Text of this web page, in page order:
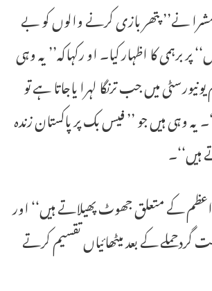
نے’’ پتھر بازی کرنے والوں کو بے
پر برہمی کا اظہار کیا۔ او رکہاکہ’’ یہ وہی
میں جب ترنگا لہرا یاجاتا ہے تو
یہ وہی ہیں جو ’’ فیس بک پر پاکستان زندہ
کے متعلق جھوٹ پھیلاتے ہیں‘‘ اور
گردحملے کے بعد میٹھائیاں تقسیم کرتے